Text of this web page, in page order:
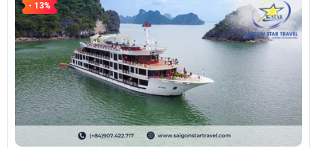
- 13%